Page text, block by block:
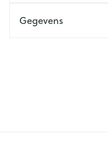
Gegevens